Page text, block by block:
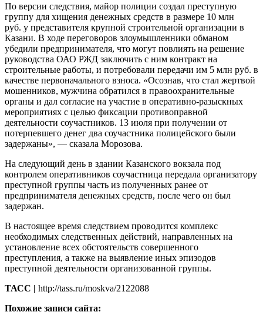
По версии следствия, майор полиции создал преступную
группу для хищения денежных средств в размере 10 млн
руб. у представителя крупной строительной организации в
Казани. В ходе переговоров злоумышленники обманом
убедили предпринимателя, что могут повлиять на решение
руководства ОАО РЖД заключить с ним контракт на
строительные работы, и потребовали передачи им 5 млн руб. в
качестве первоначального взноса. «Осознав, что стал жертвой
мошенников, мужчина обратился в правоохранительные
органы и дал согласие на участие в оперативно-разыскных
мероприятиях с целью фиксации противоправной
деятельности соучастников. 13 июля при получении от
потерпевшего денег два соучастника полицейского были
задержаны», — сказала Морозова.
На следующий день в здании Казанского вокзала под
контролем оперативников соучастница передала организатору
преступной группы часть из полученных ранее от
предпринимателя денежных средств, после чего он был
задержан.
В настоящее время следствием проводится комплекс
необходимых следственных действий, направленных на
установление всех обстоятельств совершенного
преступления, а также на выявление иных эпизодов
преступной деятельности организованной группы.
ТАСС | http://tass.ru/moskva/2122088
Похожие записи сайта: